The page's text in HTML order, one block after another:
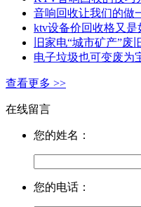
音响回收让我们的做
ktv设备价回收格又是
旧家电“城市矿产”废
电子垃圾也可变废为
查看更多 >>
在线留言
您的姓名：
您的电话：